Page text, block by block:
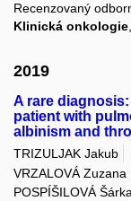
Recenzovaný
Klinická onkologie
2019
A rare
patient with
albinism and
TRIZULJAK Jakub
VRZALOVÁ Zuzana
POSPÍŠILOVÁ Šárka